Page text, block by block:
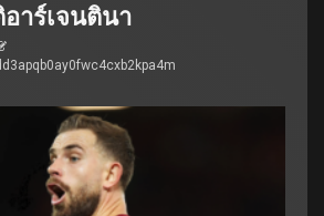
าร์เจนตินา